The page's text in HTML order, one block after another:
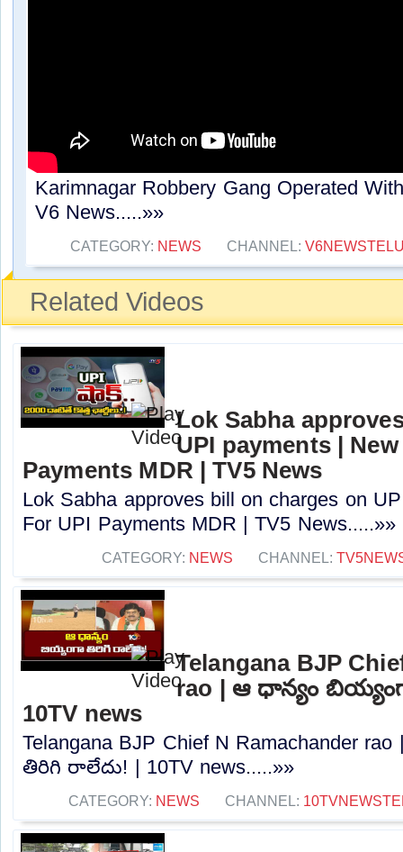
Karimnagar Robbery Gang Operated
V6 News.....»»
CATEGORY: NEWS CHANNEL:
Related Videos
Lok Sabha
UPI payments |
Payments MDR | TV5 News
Lok Sabha approves bill on charges on
For UPI Payments MDR | TV5 News.....»»
CATEGORY: NEWS CHANNEL:
Telangana BJP
rao | ఆ ధాన్యం
10TV news
Telangana BJP Chief N Ramachander
తిరిగి రాలేదు! | 10TV news.....»»
CATEGORY: NEWS CHANNEL: